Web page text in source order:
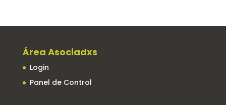
Área Asociadxs
Login
Panel de Control